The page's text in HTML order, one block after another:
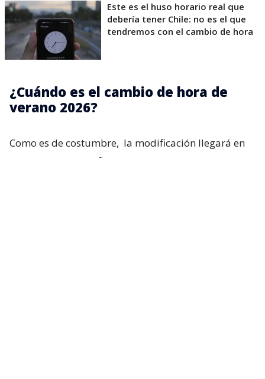
Este es el huso horario real que
debería tener Chile: no es el que
tendremos con el cambio de hora
¿Cuándo es el cambio de hora de
verano 2026?
Como es de costumbre, la modificación llegará en
septiembre, específicamente el día 5